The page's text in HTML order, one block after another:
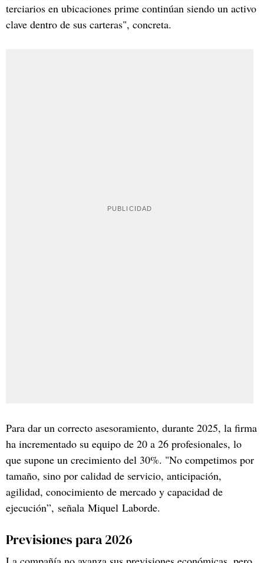
terciarios en ubicaciones prime continúan siendo un activo
clave dentro de sus carteras", concreta.
Para dar un correcto asesoramiento, durante 2025, la firma
ha incrementado su equipo de 20 a 26 profesionales, lo
que supone un crecimiento del 30%. "No competimos por
tamaño, sino por calidad de servicio, anticipación,
agilidad, conocimiento de mercado y capacidad de
ejecución”, señala Miquel Laborde.
Previsiones para 2026